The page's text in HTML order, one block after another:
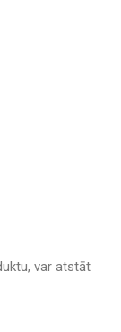
var atstāt